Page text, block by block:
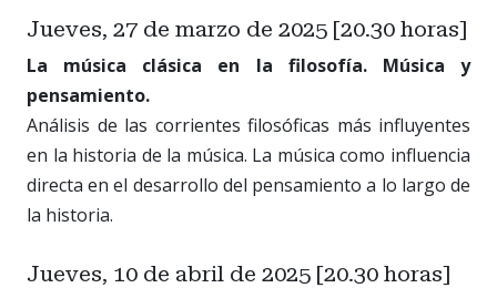
Jueves, 27 de marzo de 2025 [20.30 horas]
La música clásica en la filosofía. Música y
pensamiento.
Análisis de las corrientes filosóficas más influyentes
en la historia de la música. La música como influencia
directa en el desarrollo del pensamiento a lo largo de
la historia.
Jueves, 10 de abril de 2025 [20.30 horas]